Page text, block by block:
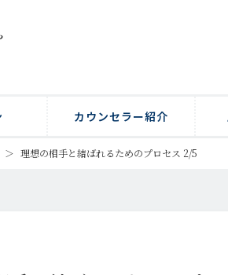
カウンセラー紹介
＞ 理想の相手と結ばれるためのプロセス 2/5